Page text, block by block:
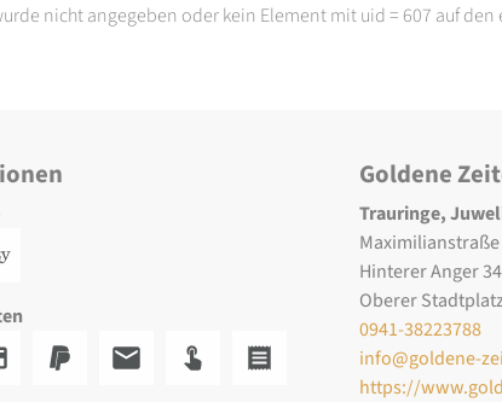
nicht angegeben oder kein Element mit uid = 607 auf
Goldene
Trauringe,
Maximilianstraße
Hinterer Anger
Oberer
0941-38223788
info@goldene-
https://